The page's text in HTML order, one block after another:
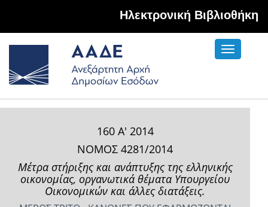
Hλεκτρονική Βιβλιοθήκη
Toggle
160 Α' 2014
ΝΟΜΟΣ 4281/2014
Μέτρα στήριξης και ανάπτυξης της ελληνικής
οικονομίας, οργανωτικά θέματα Υπουργείου
Οικονομικών και άλλες διατάξεις.